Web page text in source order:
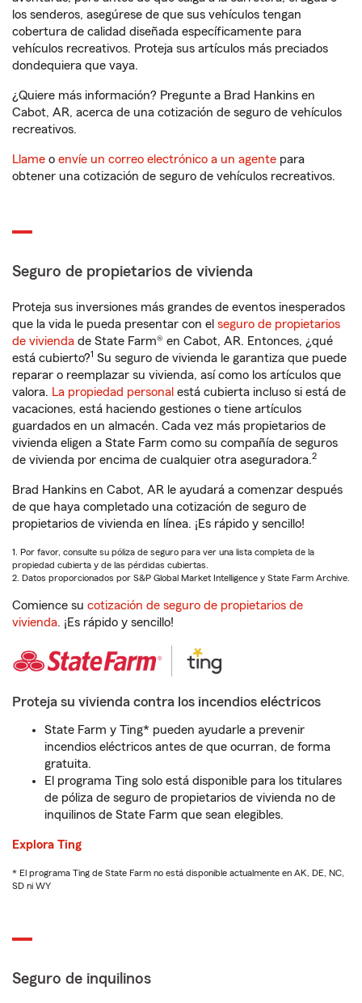
los senderos, asegúrese de que sus vehículos tengan
cobertura de calidad diseñada específicamente para
vehículos recreativos. Proteja sus artículos más preciados
dondequiera que vaya.
¿Quiere más información? Pregunte a Brad Hankins en
Cabot, AR, acerca de una cotización de seguro de vehículos
recreativos.
Llame o envíe un correo electrónico a un agente para
obtener una cotización de seguro de vehículos recreativos.
Seguro de propietarios de vivienda
Proteja sus inversiones más grandes de eventos inesperados
que la vida le pueda presentar con el seguro de propietarios
de vivienda de State Farm® en Cabot, AR. Entonces, ¿qué
está cubierto?1 Su seguro de vivienda le garantiza que puede
reparar o reemplazar su vivienda, así como los artículos que
valora. La propiedad personal está cubierta incluso si está de
vacaciones, está haciendo gestiones o tiene artículos
guardados en un almacén. Cada vez más propietarios de
vivienda eligen a State Farm como su compañía de seguros
de vivienda por encima de cualquier otra aseguradora.2
Brad Hankins en Cabot, AR le ayudará a comenzar después
de que haya completado una cotización de seguro de
propietarios de vivienda en línea. ¡Es rápido y sencillo!
1. Por favor, consulte su póliza de seguro para ver una lista completa de la
propiedad cubierta y de las pérdidas cubiertas.
2. Datos proporcionados por S&P Global Market Intelligence y State Farm Archive.
Comience su cotización de seguro de propietarios de
vivienda. ¡Es rápido y sencillo!
Proteja su vivienda contra los incendios eléctricos
State Farm y Ting* pueden ayudarle a prevenir
incendios eléctricos antes de que ocurran, de forma
gratuita.
El programa Ting solo está disponible para los titulares
de póliza de seguro de propietarios de vivienda no de
inquilinos de State Farm que sean elegibles.
Explora Ting
* El programa Ting de State Farm no está disponible actualmente en AK, DE, NC,
SD ni WY
Seguro de inquilinos